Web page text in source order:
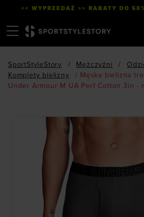
<< WYPRZEDAŻ >> RABATY DO
SportStyleStory / Mężczyźni /
Komplety bielizny
/ Męska bielizna
Under Armour M UA Perf Cotton 3in -